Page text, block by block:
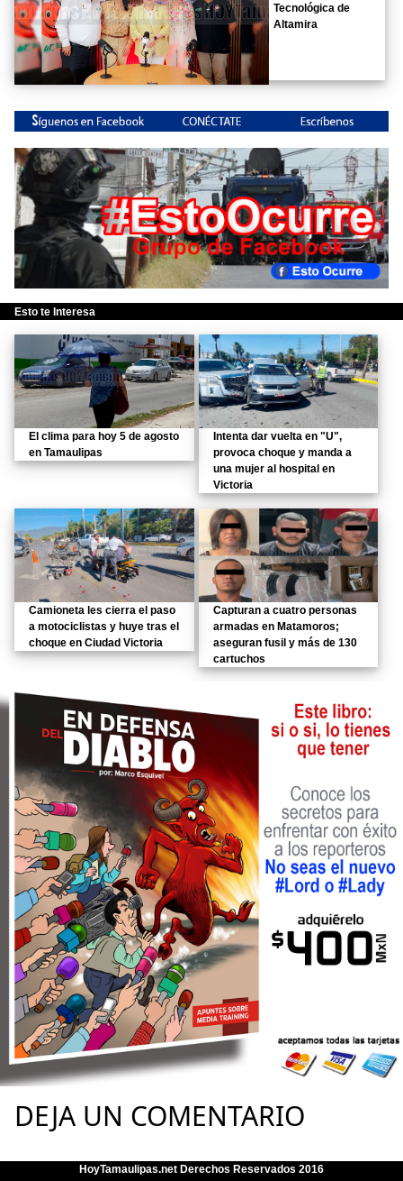
Tecnológica de
Altamira
Esto te Interesa
El clima para hoy 5 de agosto
en Tamaulipas
Intenta dar vuelta en "U",
provoca choque y manda a
una mujer al hospital en
Victoria
Camioneta les cierra el paso
a motociclistas y huye tras el
choque en Ciudad Victoria
Capturan a cuatro personas
armadas en Matamoros;
aseguran fusil y más de 130
cartuchos
DEJA UN COMENTARIO
HoyTamaulipas.net Derechos Reservados 2016